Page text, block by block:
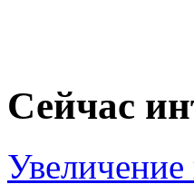
Сейчас
Увеличение